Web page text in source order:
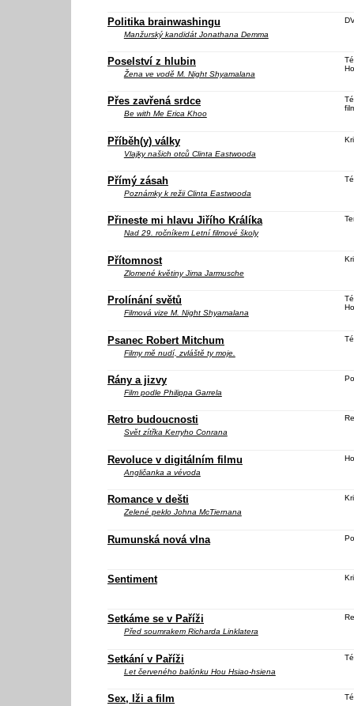
Politika brainwashingu
Manžurský kandidátJonathana Demma
Poselství z hlubin
Žena ve voděM. Night Shyamalana
Přes zavřená srdce
Be with MeErica Khoo
Příběh(y) války
Vlajky našich otcůClinta Eastwooda
Přímý zásah
Poznámky k režii Clinta Eastwooda
Přineste mi hlavu Jiřího Králíka
Nad 29. ročníkem Letní filmové školy
Přítomnost
Zlomené květinyJima Jarmusche
Prolínání světů
Filmová vize M. Night Shyamalana
Psanec Robert Mitchum
Filmy mě nudí, zvláště ty moje.
Rány a jizvy
Film podle Philippa Garrela
Retro budoucnosti
Svět zítřkaKerryho Conrana
Revoluce v digitálním filmu
Angličanka a vévoda
Romance v dešti
Zelené pekloJohna McTiernana
Rumunská nová vlna
Sentiment
Setkáme se v Paříži
Před soumrakemRicharda Linklatera
Setkání v Paříži
Let červeného balónkuHou Hsiao-hsiena
Sex, lži a film